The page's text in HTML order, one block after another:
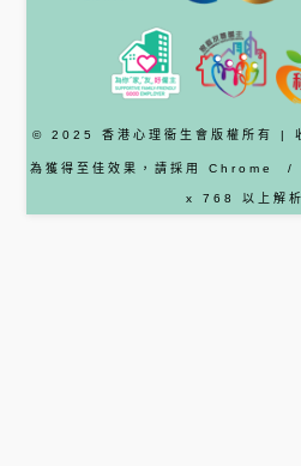
© 2025 香港心理衞生會版權所有 |
為獲得至佳效果，請採用 Chrome /
x 768 以上解析